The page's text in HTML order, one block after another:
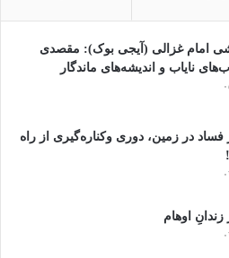
امام غزالی (آیجی بوک): مقصدی
نایاب و اندیشه‌های ماندگار
در زمین‌، دوری وکناره‌گیری از راه
زندانِ اوهام